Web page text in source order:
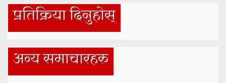
प्रतिक्रिया दिनुहोस्
अन्य समाचारहरु